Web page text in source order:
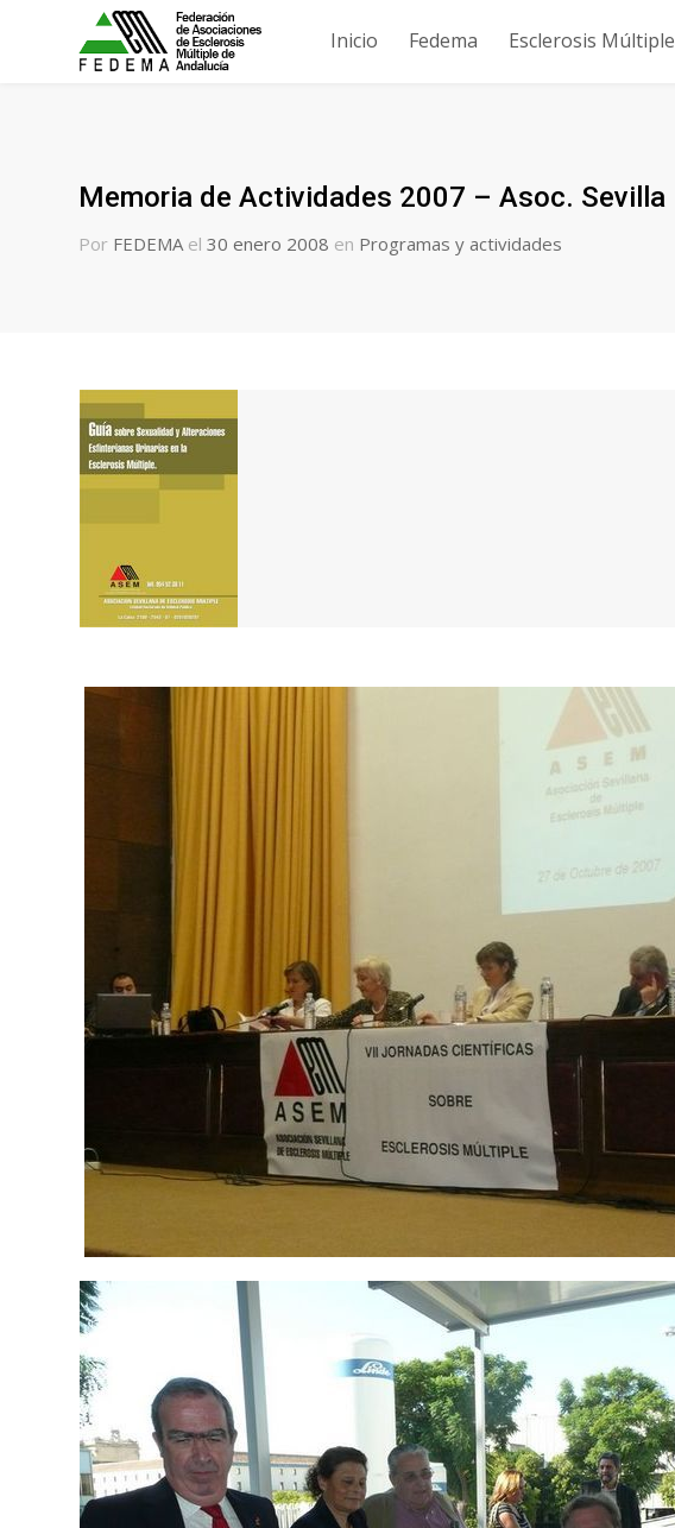
Inicio Fedema Esclerosis Múltiple
Memoria de Actividades 2007 – Asoc. Sevilla
Por FEDEMA el 30 enero 2008 en Programas y actividades